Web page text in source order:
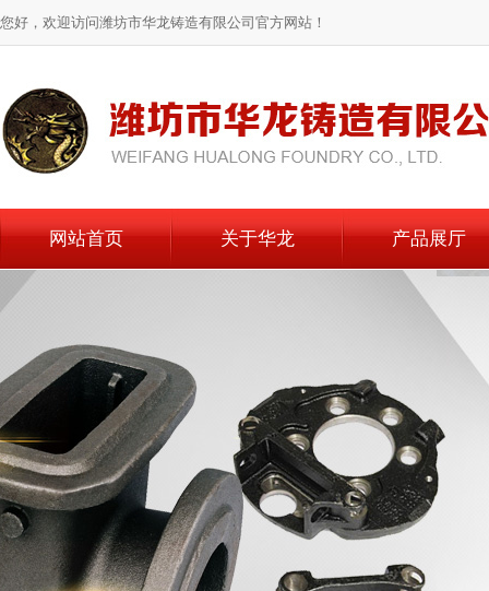
您好，欢迎访问潍坊市华龙铸造有限公司官方网站！
网站首页 关于华龙 产品展厅